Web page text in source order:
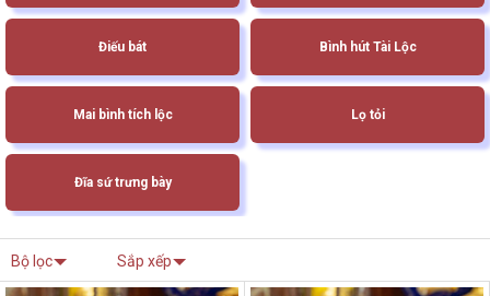
Điếu bát Bình hút Tài Lộc
Mai bình tích lộc Lọ tỏi
Đĩa sứ trưng bày
Bộ lọc Sắp xếp